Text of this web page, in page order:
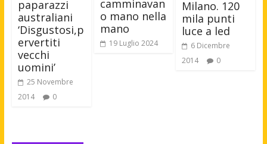
paparazzi
australiani
‘Disgustosi,p
ervertiti
vecchi
uomini’
25 Novembre
2014
0
camminavan
o mano nella
mano
19 Luglio 2024
Milano. 120
mila punti
luce a led
6 Dicembre
2014
0